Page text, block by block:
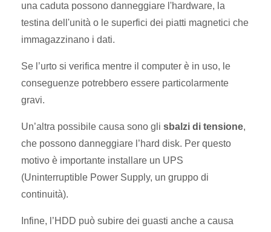
una caduta possono danneggiare l'hardware, la
testina dell'unità o le superfici dei piatti magnetici che
immagazzinano i dati.
Se l’urto si verifica mentre il computer è in uso, le
conseguenze potrebbero essere particolarmente
gravi.
Un’altra possibile causa sono gli sbalzi di tensione,
che possono danneggiare l’hard disk. Per questo
motivo è importante installare un UPS
(Uninterruptible Power Supply, un gruppo di
continuità).
Infine, l’HDD può subire dei guasti anche a causa